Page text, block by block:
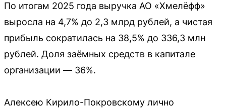
По итогам 2025 года выручка АО «Хмелёфф»
выросла на 4,7% до 2,3 млрд рублей, а чистая
прибыль сократилась на 38,5% до 336,3 млн
рублей. Доля заёмных средств в капитале
организации — 36%.
Алексею Кирило-Покровскому лично